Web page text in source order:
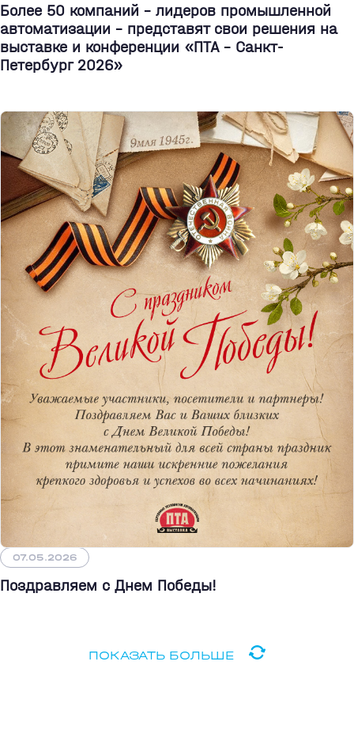
Более 50 компаний - лидеров промышленной
автоматизации - представят свои решения на
выставке и конференции «ПТА – Санкт-
Петербург 2026»
07.05.2026
Поздравляем с Днем Победы!
ПОКАЗАТЬ БОЛЬШЕ